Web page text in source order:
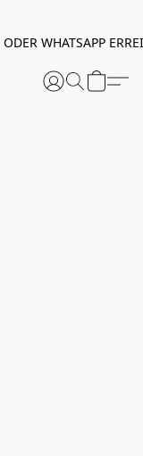
WHATSAPP